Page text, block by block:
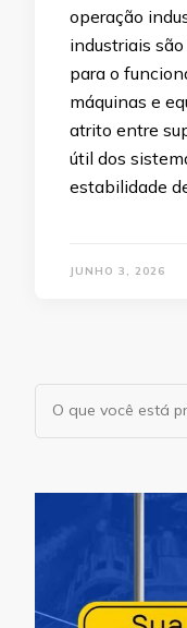
operação
industriais
para o
máquinas e
atrito entre
útil dos
estabilidade
JUNHO 3, 2026
Procurando